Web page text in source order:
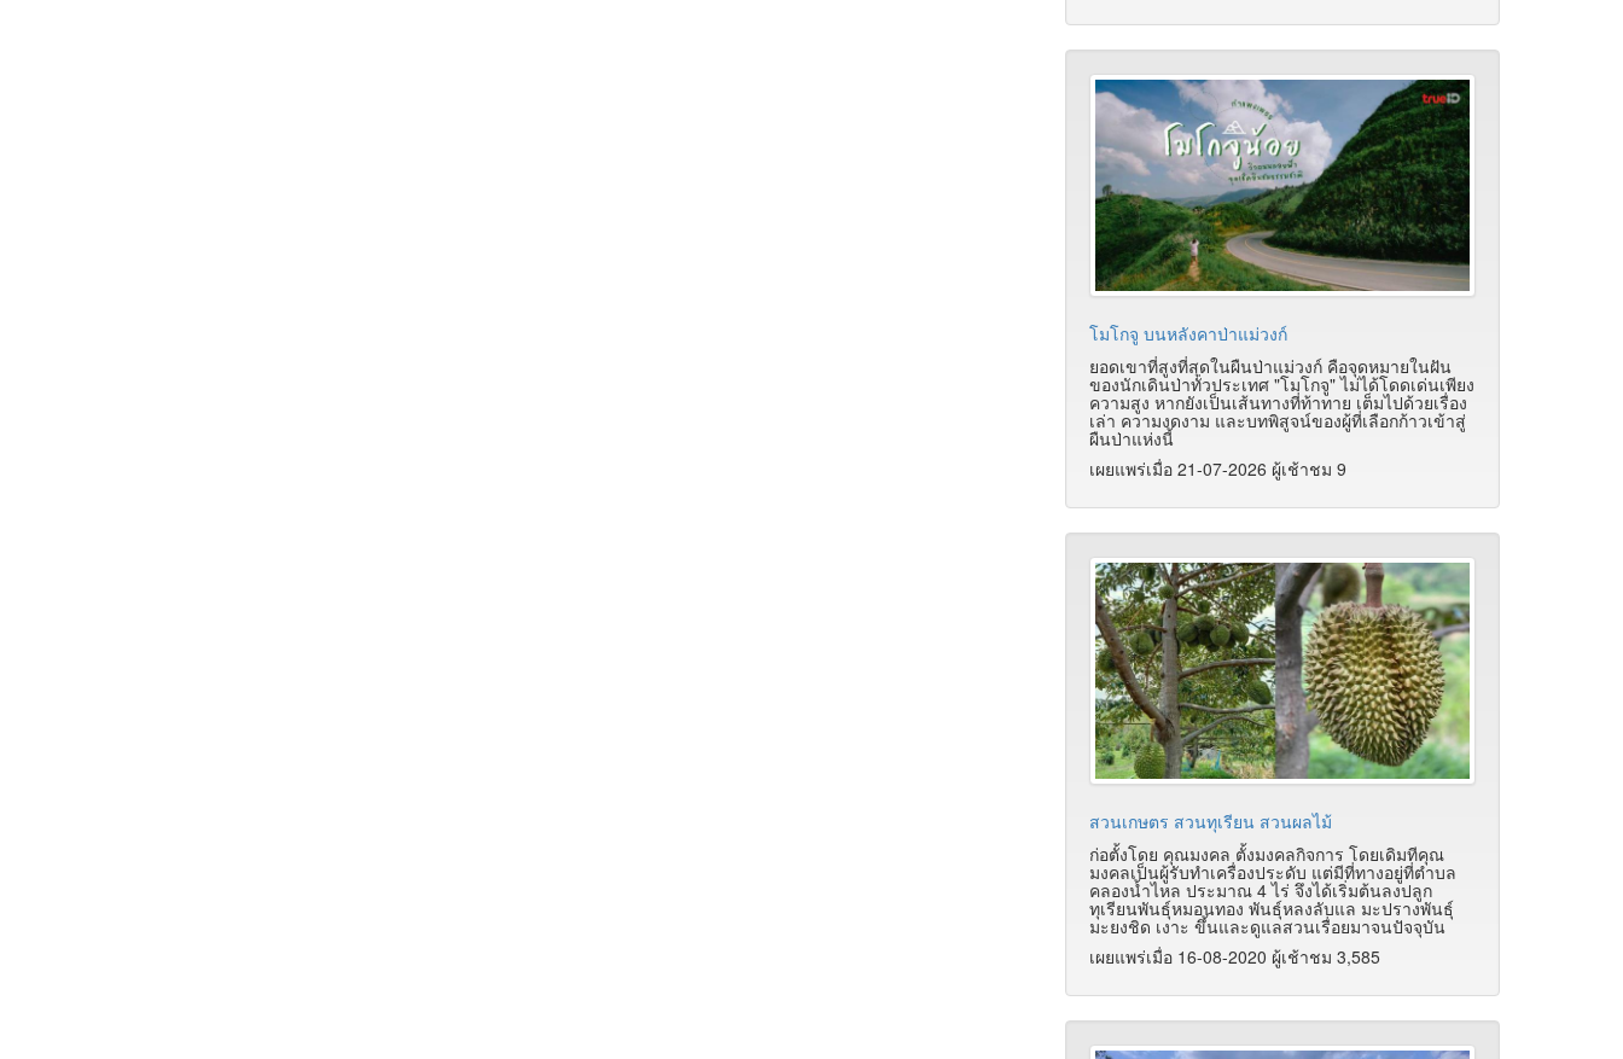
โมโกจู บนหลังคาป่าแม่วงก์
ยอดเขาที่สูงที่สุดในผืนป่าแม่วงก์ คือจุดหมายในฝัน
ของนักเดินป่าทั่วประเทศ "โมโกจู" ไม่ได้โดดเด่นเพียง
ความสูง หากยังเป็นเส้นทางที่ท้าทาย เต็มไปด้วยเรื่อง
เล่า ความงดงาม และบทพิสูจน์ของผู้ที่เลือกก้าวเข้าสู่
ผืนป่าแห่งนี้
เผยแพร่เมื่อ 21-07-2026 ผู้เช้าชม 9
สวนเกษตร สวนทุเรียน สวนผลไม้
ก่อตั้งโดย คุณมงคล ตั้งมงคลกิจการ โดยเดิมทีคุณ
มงคลเป็นผู้รับทำเครื่องประดับ แต่มีที่ทางอยู่ที่ตำบล
คลองน้ำไหล ประมาณ 4 ไร่ จึงได้เริ่มต้นลงปลูก
ทุเรียนพันธุ์หมอนทอง พันธุ์หลงลับแล มะปรางพันธุ์
มะยงชิด เงาะ ขึ้นและดูแลสวนเรื่อยมาจนปัจจุบัน
เผยแพร่เมื่อ 16-08-2020 ผู้เช้าชม 3,585